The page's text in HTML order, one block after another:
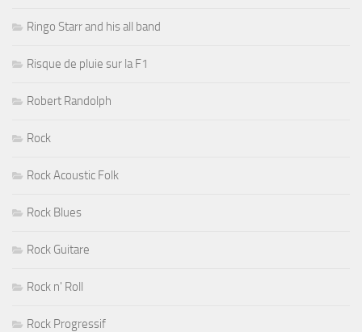
Ringo Starr and his all band
Risque de pluie sur la F1
Robert Randolph
Rock
Rock Acoustic Folk
Rock Blues
Rock Guitare
Rock n' Roll
Rock Progressif